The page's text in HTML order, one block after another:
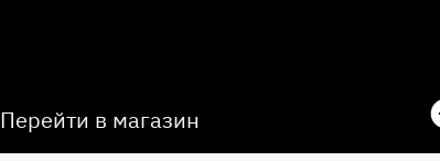
Перейти в магазин